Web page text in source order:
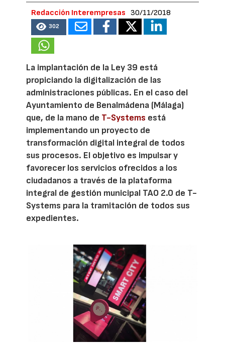
Redacción Interempresas 30/11/2018
302
La implantación de la Ley 39 está
propiciando la digitalización de las
administraciones públicas. En el caso del
Ayuntamiento de Benalmádena (Málaga)
que, de la mano de T-Systems está
implementando un proyecto de
transformación digital integral de todos
sus procesos. El objetivo es impulsar y
favorecer los servicios ofrecidos a los
ciudadanos a través de la plataforma
integral de gestión municipal TAO 2.0 de T-
Systems para la tramitación de todos sus
expedientes.